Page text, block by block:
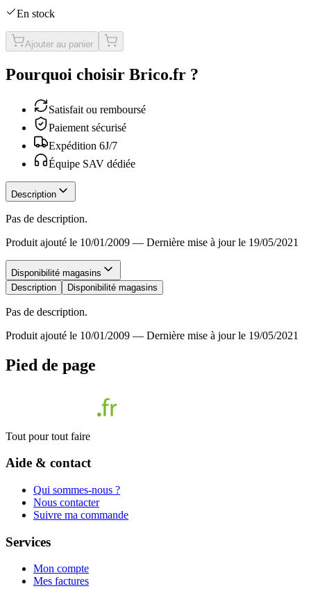
En stock
Ajouter au panier
Pourquoi choisir Brico.fr ?
Satisfait ou remboursé
Paiement sécurisé
Expédition 6J/7
Équipe SAV dédiée
Description
Pas de description.
Produit ajouté le 10/01/2009 — Dernière mise à jour le 19/05/2021
Disponibilité magasins
Description
Disponibilité magasins
Pas de description.
Produit ajouté le 10/01/2009 — Dernière mise à jour le 19/05/2021
Pied de page
Tout pour tout faire
Aide & contact
Qui sommes-nous ?
Nous contacter
Suivre ma commande
Services
Mon compte
Mes factures